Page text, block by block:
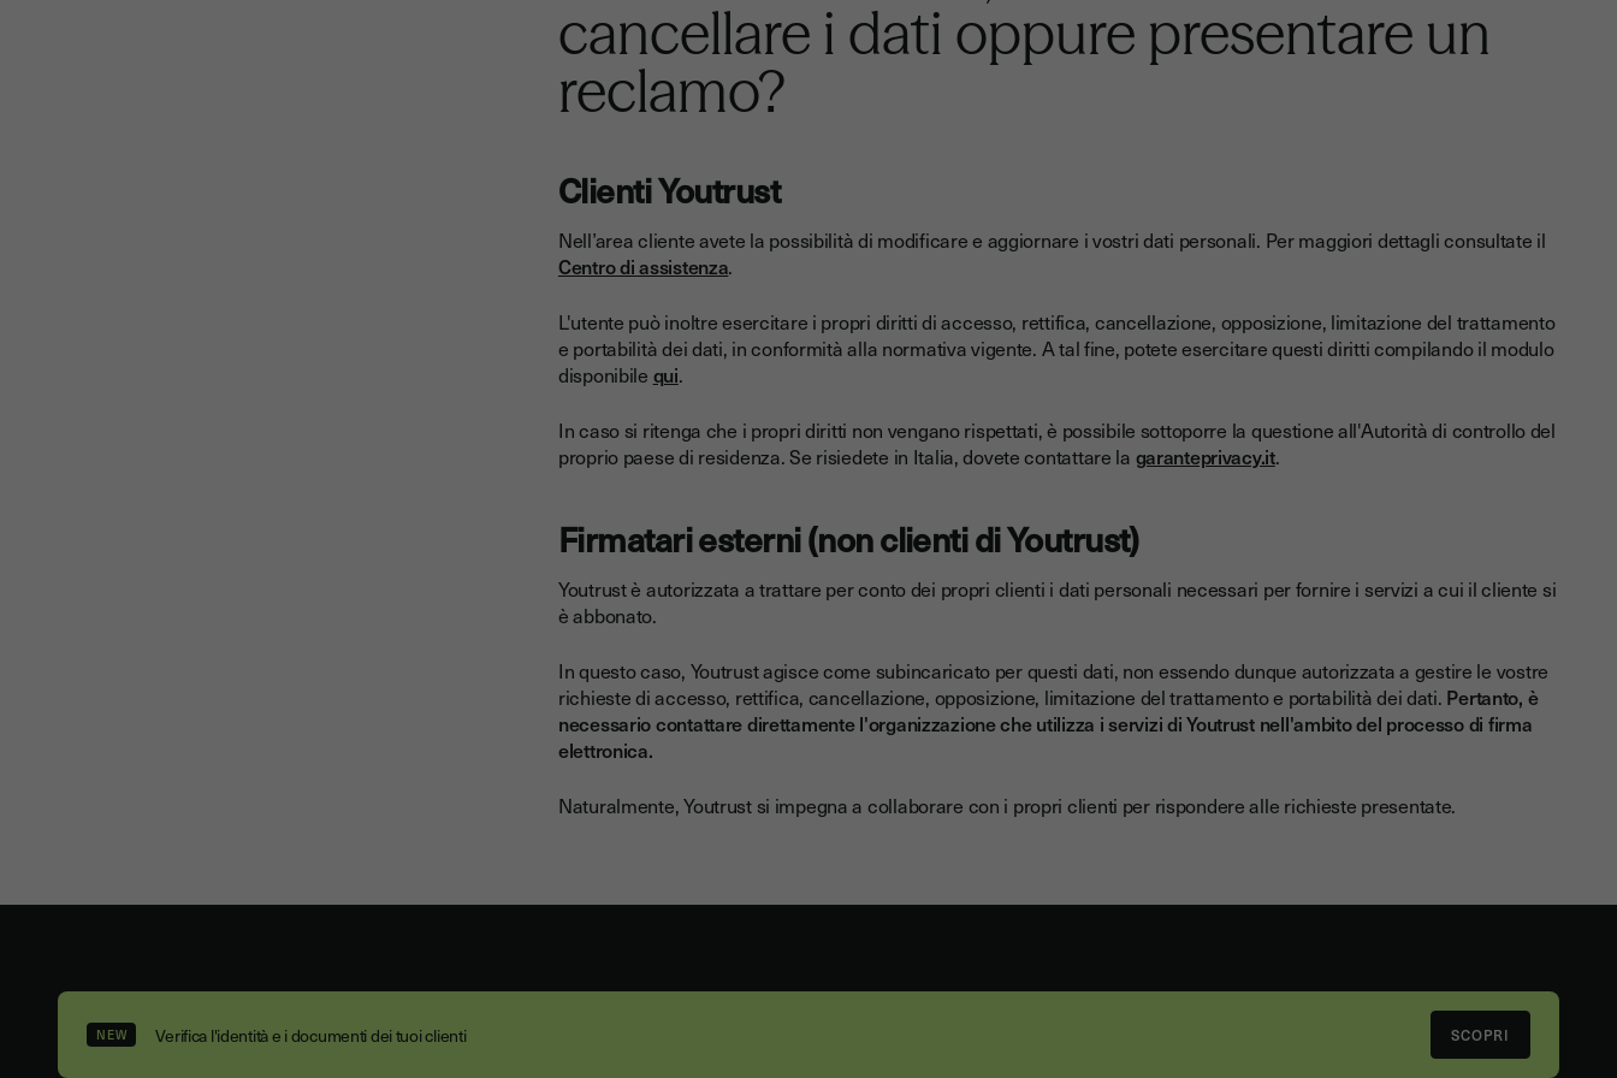
cancellare i dati oppure presentare un
reclamo?
Clienti Youtrust
Nell’area cliente avete la possibilità di modificare e aggiornare i vostri dati personali. Per maggiori dettagli consultate il
Centro di assistenza.
L'utente può inoltre esercitare i propri diritti di accesso, rettifica, cancellazione, opposizione, limitazione del trattamento
e portabilità dei dati, in conformità alla normativa vigente. A tal fine, potete esercitare questi diritti compilando il modulo
disponibile qui.
In caso si ritenga che i propri diritti non vengano rispettati, è possibile sottoporre la questione all'Autorità di controllo del
proprio paese di residenza. Se risiedete in Italia, dovete contattare la garanteprivacy.it.
Firmatari esterni (non clienti di Youtrust)
Youtrust è autorizzata a trattare per conto dei propri clienti i dati personali necessari per fornire i servizi a cui il cliente si
è abbonato.
In questo caso, Youtrust agisce come subincaricato per questi dati, non essendo dunque autorizzata a gestire le vostre
richieste di accesso, rettifica, cancellazione, opposizione, limitazione del trattamento e portabilità dei dati. Pertanto, è
necessario contattare direttamente l'organizzazione che utilizza i servizi di Youtrust nell'ambito del processo di firma
elettronica.
Naturalmente, Youtrust si impegna a collaborare con i propri clienti per rispondere alle richieste presentate.
NEW Verifica l'identità e i documenti dei tuoi clienti SCOPRI